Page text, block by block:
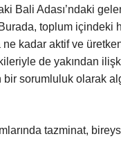
Bali Adası’ndaki
toplum içindeki
ne kadar aktif ve
de yakından
sorumluluk olarak
tazminat,